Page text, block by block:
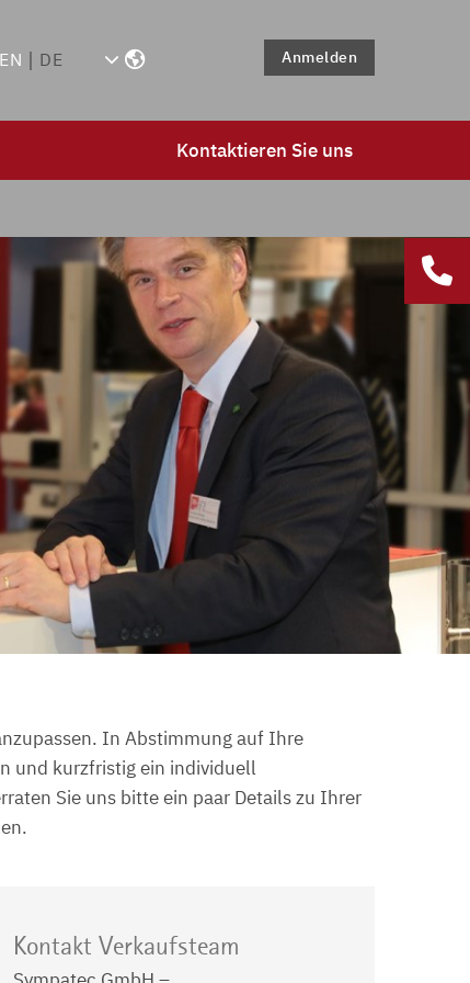
EN DE Anmelden
Kontaktieren Sie uns
In Abstimmung auf Ihre
und kurzfristig ein individuell
Sie uns bitte ein paar Details zu Ihrer
Kontakt Verkaufsteam